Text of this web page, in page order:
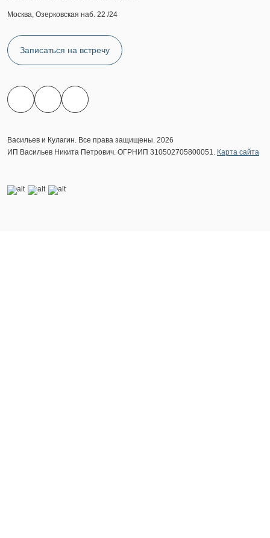
Москва, Озерковская наб. 22 /24
Записаться на встречу
Васильев и Кулагин. Все права защищены. 2026
ИП Васильев Никита Петрович. ОГРНИП 310502705800051. Карта сайта